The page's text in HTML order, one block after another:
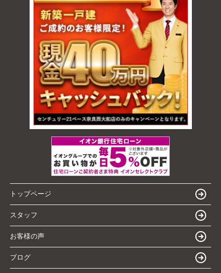
トップページ
スタッフ
お客様の声
ブログ